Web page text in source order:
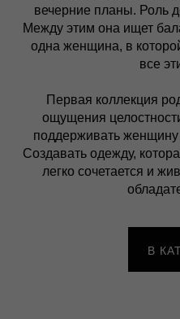
вечерние планы. Роль
Между этим она ищет
одна женщина, в
все
Первая коллекция
ощущения
поддерживать
Создавать одежду,
легко сочетается и
В